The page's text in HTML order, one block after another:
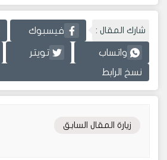
شارك المقال : فيسبوك
واتساب تويتر
نسخ الرابط
زيارة المقال السابق